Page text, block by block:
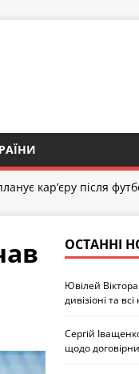
кар’єру після
ОСТАННІ
Ювілей
дивізіоні та
Сергій
щодо